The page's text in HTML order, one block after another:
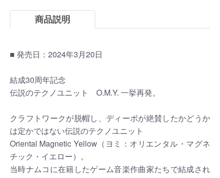
商品説明
■ 発売日：2024年3月20日
結成30周年記念
伝説のテクノユニット O.M.Y. 一挙再発。
クラフトワークが脱帽し、ディーボが絶賛したかどうか
は定かではない伝説のテクノユニット
Oriental Magnetic Yellow（ヨミ：オリエンタル・マグネ
チック・イエロー）。
当時ナムコに在籍したゲーム音楽作曲家たちで結成され